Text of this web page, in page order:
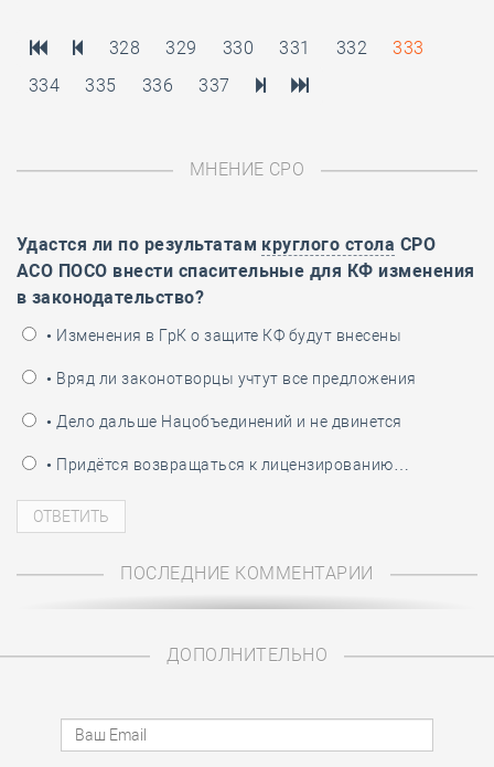
328 329 330 331 332
333
334
335 336 337
МНЕНИЕ СРО
Удастся ли по результатам круглого стола СРО
АСО ПОСО внести спасительные для КФ изменения
в законодательство?
• Изменения в ГрК о защите КФ будут внесены
• Вряд ли законотворцы учтут все предложения
• Дело дальше Нацобъединений и не двинется
• Придётся возвращаться к лицензированию…
ПОСЛЕДНИЕ КОММЕНТАРИИ
ДОПОЛНИТЕЛЬНО